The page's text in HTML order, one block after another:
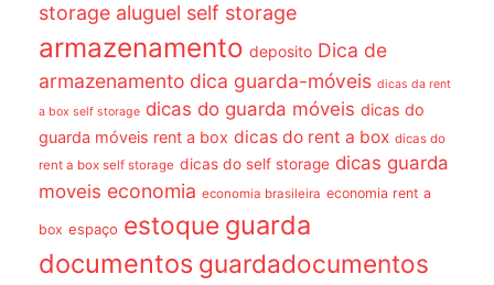
storage aluguel self storage
armazenamento deposito Dica de
armazenamento dica guarda-móveis dicas da rent
a box self storage dicas do guarda móveis dicas do
guarda móveis rent a box dicas do rent a box dicas do
rent a box self storage dicas do self storage dicas guarda
moveis economia economia brasileira economia rent a
box espaço estoque guarda
documentos guardadocumentos